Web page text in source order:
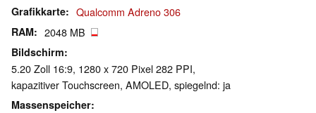
Grafikkarte Qualcomm Adreno 306
RAM 2048 MB
Bildschirm
5.20 Zoll 16:9, 1280 x 720 Pixel 282 PPI,
kapazitiver Touchscreen, AMOLED, spiegelnd: ja
Massenspeicher